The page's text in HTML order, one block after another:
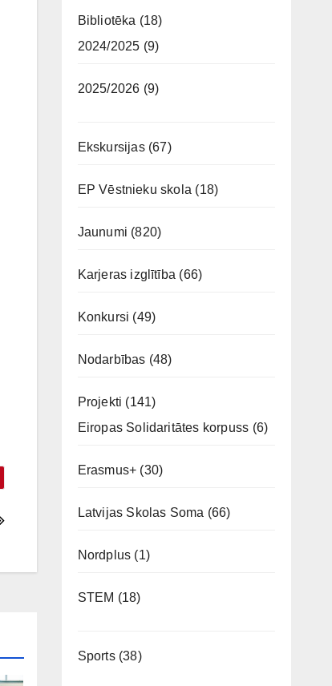
Bibliotēka (18)
2024/2025 (9)
2025/2026 (9)
Ekskursijas(67)
EP Vēstnieku skola (18)
Jaunumi (820)
Karjeras izglītība (66)
Konkursi (49)
Nodarbības (48)
Projekti (141)
Eiropas Solidaritātes korpuss (6)
Erasmus+ (30)
Latvijas Skolas Soma (66)
Nordplus (1)
STEM (18)
Sports(38)